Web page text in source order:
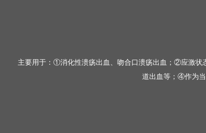
主要用于：①消化性溃疡出血、吻合口溃疡出血；②应激状
道出血等；④作为当